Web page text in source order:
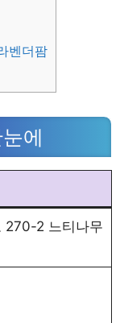
벤더팜
에
270-2 느티나무